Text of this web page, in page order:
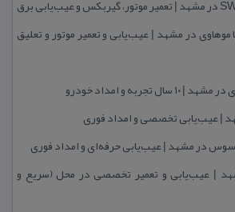
در مشهد | عیب‌یابی و تعمیر موتور و تعلیق
و امداد خودرو
| عیب‌یابی تخصصی و امداد فوری
در مشهد | عیب‌یابی حرفه‌ای و امداد فوری
| عیب‌یابی و تعمیر تخصصی در محل (سریع و